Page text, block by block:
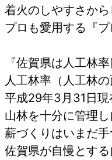
着火のしやすさか
プロも愛用する『
『佐賀県は人工林
人工林率（人工林
平成29年3月31日現
山林を十分に管理
薪づくりはいまだ手
佐賀県が自慢とする